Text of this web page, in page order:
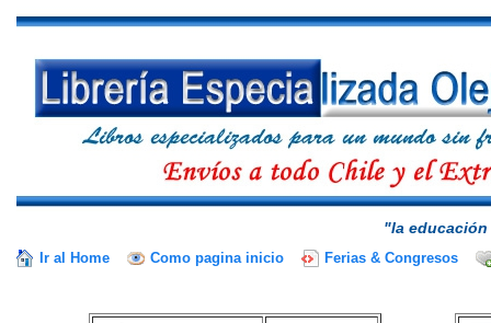
"la
Ir al Home Como pagina inicio Ferias & Congresos